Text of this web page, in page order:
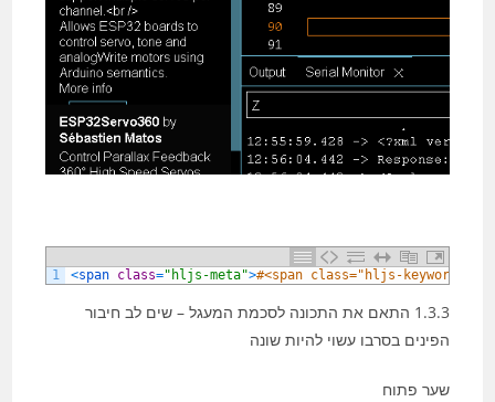
1 <span class="hljs-meta">#<span class="hljs-
1.3.3 התאם את התכונה לסכמת המעגל – שים לב חיבור
הפינים בסרבו עשוי להיות שונה
שער פתוח